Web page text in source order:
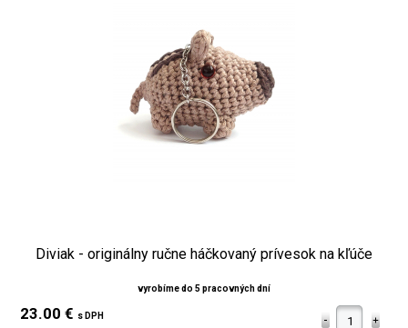
Diviak - originálny ručne háčkovaný prívesok na kľúče
vyrobíme do 5 pracovných dní
23.00 € s DPH